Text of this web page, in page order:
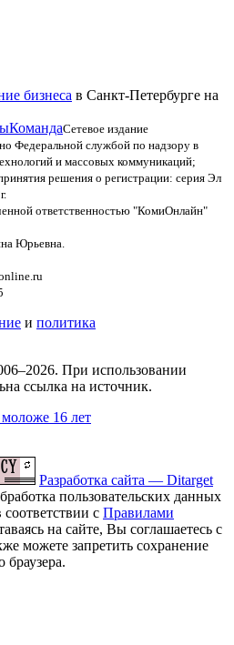
бизнеса в Санкт-Петербурге на
КомандаСетевое издание
Федеральной службой по надзору в
и массовых коммуникаций;
решения о регистрации: серия Эл
ответственностью "КомиОнлайн"
Юрьевна.
и политика
При использовании
ссылка на источник.
16 лет
Разработка сайта — Ditarget
пользовательских данных
с Правилами
на сайте, Вы соглашаетесь с
можете запретить сохранение
браузера.